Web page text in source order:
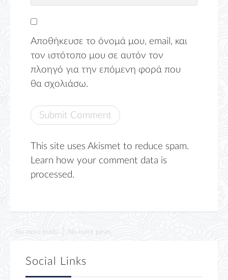
Αποθήκευσε το όνομά μου, email, και
τον ιστότοπο μου σε αυτόν τον
πλοηγό για την επόμενη φορά που
θα σχολιάσω.
This site uses Akismet to reduce spam.
Learn how your comment data is
processed.
No more posts No more posts
Social Links